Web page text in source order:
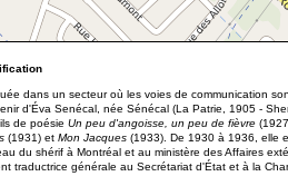
dans un secteur où les voies de communication
d'Éva Senécal, née Sénécal (La Patrie, 1905 -
de poésie Un peu d'angoisse, un peu de fièvre
(1931) et Mon Jacques (1933). De 1930 à 1936, elle
du shérif à Montréal et au ministère des Affaires
traductrice générale au Secrétariat d'État et à la